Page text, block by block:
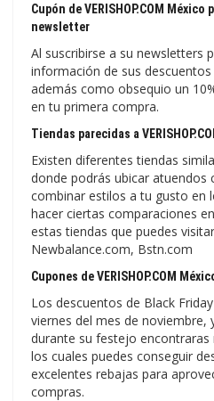
Cupón de VERISHOP.COM
newsletter
Al suscribirse a su newsletters
información de sus
además como obsequio un
en tu primera compra.
Tiendas parecidas a
Existen diferentes tiendas
donde podrás ubicar atuendos
combinar estilos a tu gusto en
hacer ciertas comparaciones
estas tiendas que puedes
Newbalance.com, Bstn.com
Cupones de VERISHOP.COM
Los descuentos de Black
viernes del mes de noviembre,
durante su festejo
los cuales puedes conseguir
excelentes rebajas para
compras.